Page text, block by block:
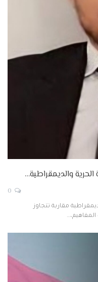
والديمقراطية…
مقاربة تتجاوز